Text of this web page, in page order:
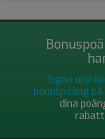
Signa upp
bonuspoäng
dina